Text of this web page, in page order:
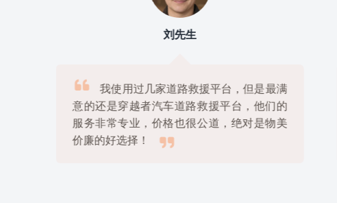
刘先生

我使用过几家道路救援平台，但是最满
意的还是穿越者汽车道路救援平台，他们的
服务非常专业，价格也很公道，绝对是物美
价廉的好选择！
